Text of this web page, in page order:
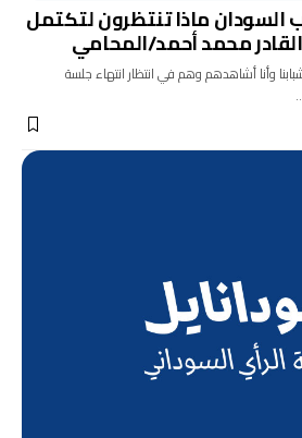
السودان ماذا تنتظرون لتكتمل
محمد أحمد/المحامي
وأنا أشاهدهم وهم في انتظار انتهاء جلسة